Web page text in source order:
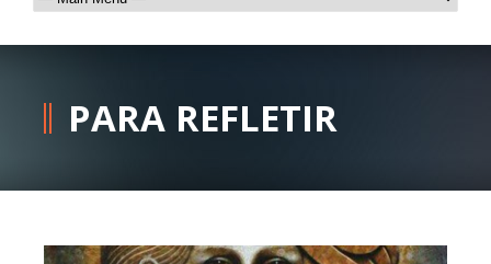
PARA REFLETIR